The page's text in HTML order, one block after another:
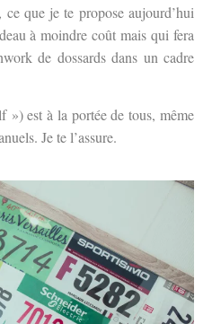
que je te propose aujourd’hui
à moindre coût mais qui fera
de dossards dans un cadre
est à la portée de tous, même
Je te l’assure.